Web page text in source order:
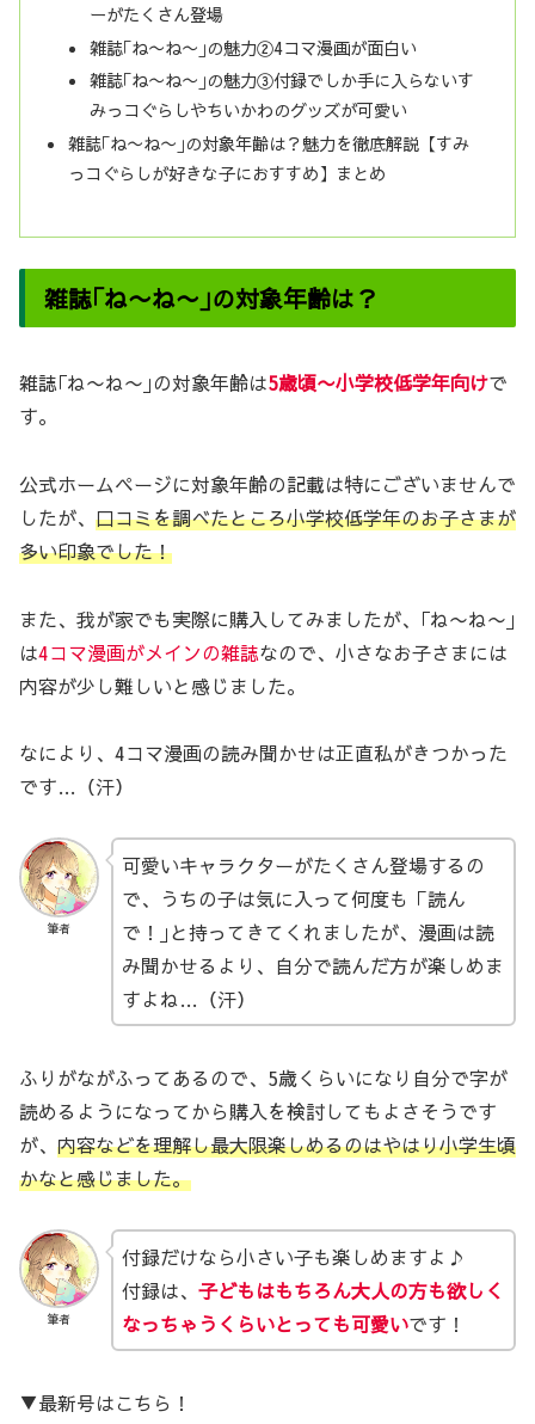
ーがたくさん登場
雑誌｢ね〜ね〜｣の魅力②4コマ漫画が面白い
雑誌｢ね〜ね〜｣の魅力③付録でしか手に入らないす
みっコぐらしやちいかわのグッズが可愛い
雑誌｢ね〜ね〜｣の対象年齢は？魅力を徹底解説【すみ
っコぐらしが好きな子におすすめ】まとめ
雑誌｢ね〜ね〜｣の対象年齢は？
雑誌｢ね〜ね〜｣の対象年齢は5歳頃〜小学校低学年向けで
す。
公式ホームページに対象年齢の記載は特にございませんで
したが、 口コミを調べたところ小学校低学年のお子さまが
多い印象でした！
また、我が家でも実際に購入してみましたが、｢ね〜ね〜｣
は4コマ漫画がメインの雑誌なので、小さなお子さまには
内容が少し難しいと感じました。
なにより、4コマ漫画の読み聞かせは正直私がきつかった
です…（汗）
筆者
可愛いキャラクターがたくさん登場するの
で、うちの子は気に入って何度も「読ん
で！｣と持ってきてくれましたが、漫画は読
み聞かせるより、自分で読んだ方が楽しめま
すよね…（汗）
ふりがながふってあるので、5歳くらいになり自分で字が
読めるようになってから購入を検討してもよさそうです
が、 内容などを理解し最大限楽しめるのはやはり小学生頃
かなと感じました。
筆者
付録だけなら小さい子も楽しめますよ♪
付録は、 子どもはもちろん大人の方も欲しく
なっちゃうくらいとっても可愛いです！
▼最新号はこちら！